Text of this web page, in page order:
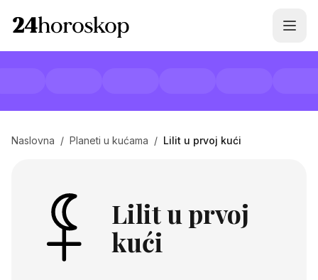
Naslovna / Planeti u kućama / Lilit u prvoj kući
Lilit u prvoj
kući